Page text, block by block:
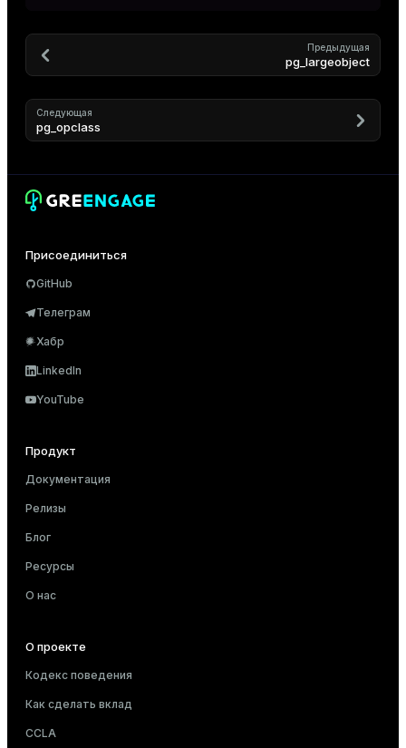
Предыдущая
pg_largeobject
Следующая
pg_opclass
Присоединиться
GitHub
Телеграм
Хабр
LinkedIn
YouTube
Продукт
Документация
Релизы
Блог
Ресурсы
О нас
О проекте
Кодекс поведения
Как сделать вклад
CCLA